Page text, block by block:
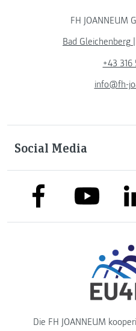
FH JOANNEUM
Bad Gleichenberg
+43
info@fh-
Social Media
link to facebooklink to
Die FH JOANNEUM